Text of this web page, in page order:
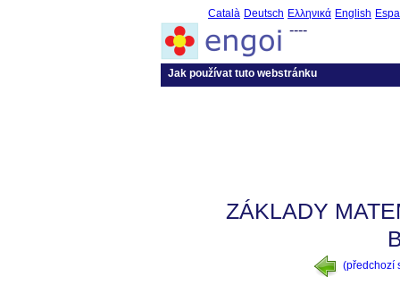
Català Deutsch Ελληνικά English
----
Jak používat tuto webstránku
ZÁKLADY
(předchozí